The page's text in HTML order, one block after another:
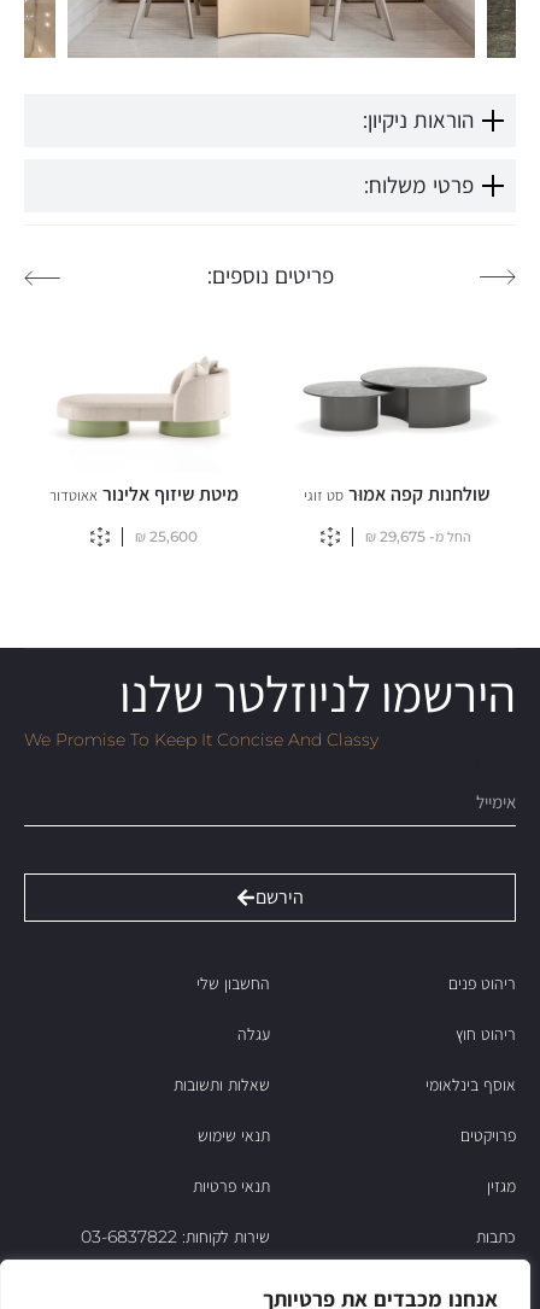
אנחנו מכבדים את פרטיותך
הוראות ניקיון:
פרטי משלוח:
פריטים נוספים:
שולחנות קפה אמוּרסט זוגי
החל מ- 29,675
₪
מיטת שיזוף אלינור אאוטדור
25,600
₪
הירשמו לניוזלטר שלנו
We Promise To Keep It Concise And Classy
הירשם
ריהוט פנים
ריהוט חוץ
אוסף בינלאומי
פרויקטים
מגזין
כתבות
החשבון שלי
עגלה
שאלות ותשובות
תנאי שימוש
תנאי פרטיות
שירות לקוחות: 03-6837822